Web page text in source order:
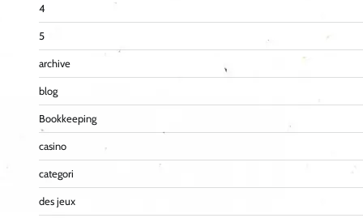
4
5
archive
blog
Bookkeeping
casino
categori
des jeux